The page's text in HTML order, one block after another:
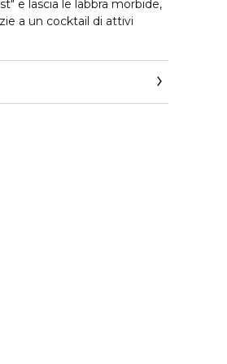
e lascia le labbra morbide,
a un cocktail di attivi
tutti i desideri di